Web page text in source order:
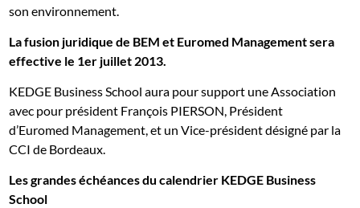
son environnement.
La fusion juridique de BEM et Euromed Management sera
effective le 1er juillet 2013.
KEDGE Business School aura pour support une Association
avec pour président François PIERSON, Président
d’Euromed Management, et un Vice-président désigné par la
CCI de Bordeaux.
Les grandes échéances du calendrier KEDGE Business
School